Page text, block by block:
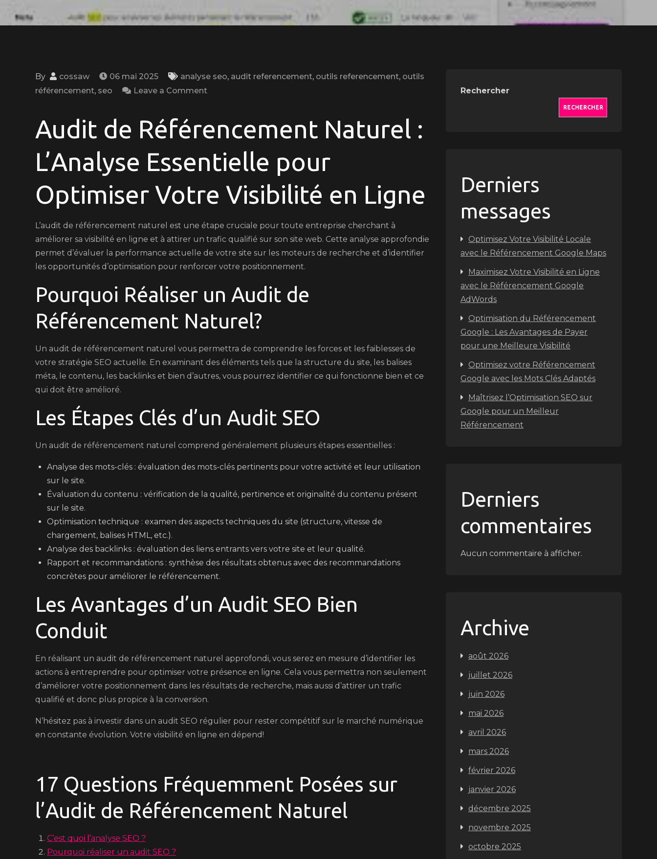
By cossaw 06 mai 2025 analyse seo, audit referencement, outils referencement, outils
référencement, seo Leave a Comment
Visibilité
Ligne
avec
Audit
Référencement
Naturel
Audit de Référencement Naturel :
L’Analyse Essentielle pour
Optimiser Votre Visibilité en Ligne
L’audit de référencement naturel est une étape cruciale pour toute entreprise cherchant à
améliorer sa visibilité en ligne et à attirer un trafic qualifié sur son site web. Cette analyse approfondie
permet d’évaluer la performance actuelle de votre site sur les moteurs de recherche et d’identifier
les opportunités d’optimisation pour renforcer votre positionnement.
Pourquoi Réaliser un Audit de
Référencement Naturel?
Un audit de référencement naturel vous permettra de comprendre les forces et les faiblesses de
votre stratégie SEO actuelle. En examinant des éléments tels que la structure du site, les balises
méta, le contenu, les backlinks et bien d’autres, vous pourrez identifier ce qui fonctionne bien et ce
qui doit être amélioré.
Les Étapes Clés d’un Audit SEO
Un audit de référencement naturel comprend généralement plusieurs étapes essentielles :
Analyse des mots-clés : évaluation des mots-clés pertinents pour votre activité et leur utilisation
sur le site.
Évaluation du contenu : vérification de la qualité, pertinence et originalité du contenu présent
sur le site.
Optimisation technique : examen des aspects techniques du site (structure, vitesse de
chargement, balises HTML, etc.).
Analyse des backlinks : évaluation des liens entrants vers votre site et leur qualité.
Rapport et recommandations : synthèse des résultats obtenus avec des recommandations
concrètes pour améliorer le référencement.
Les Avantages d’un Audit SEO Bien
Conduit
En réalisant un audit de référencement naturel approfondi, vous serez en mesure d’identifier les
actions à entreprendre pour optimiser votre présence en ligne. Cela vous permettra non seulement
d’améliorer votre positionnement dans les résultats de recherche, mais aussi d’attirer un trafic
qualifié et donc plus propice à la conversion.
N’hésitez pas à investir dans un audit SEO régulier pour rester compétitif sur le marché numérique
en constante évolution. Votre visibilité en ligne en dépend!
17 Questions Fréquemment Posées sur
l’Audit de Référencement Naturel
C’est quoi l’analyse SEO ?
Pourquoi réaliser un audit SEO ?
Rechercher
RECHERCHER
Derniers
messages
Optimisez Votre Visibilité Locale
avec le Référencement Google Maps
Maximisez Votre Visibilité en Ligne
avec le Référencement Google
AdWords
Optimisation du Référencement
Google : Les Avantages de Payer
pour une Meilleure Visibilité
Optimisez votre Référencement
Google avec les Mots Clés Adaptés
Maîtrisez l’Optimisation SEO sur
Google pour un Meilleur
Référencement
Derniers
commentaires
Aucun commentaire à afficher.
Archive
août 2026
juillet 2026
juin 2026
mai 2026
avril 2026
mars 2026
février 2026
janvier 2026
décembre 2025
novembre 2025
octobre 2025